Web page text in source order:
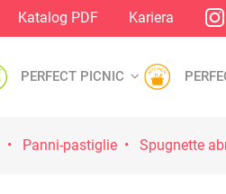
Katalog PDF Kariera
PERFECT PICNIC
Panni-pastiglie Spugnette